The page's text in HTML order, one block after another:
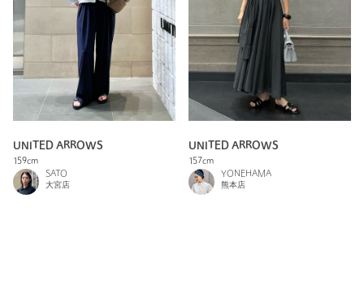
UNITED ARROWS
159cm
SATO
大宮店
UNITED ARROWS
157cm
YONEHAMA
熊本店